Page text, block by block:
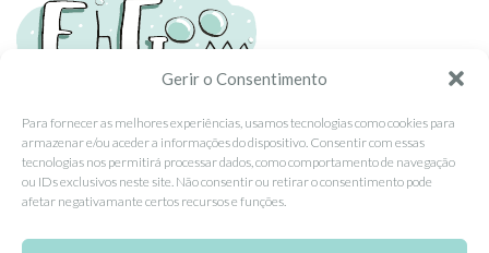
Gerir o Consentimento
Para fornecer as melhores experiências, usamos tecnologias como cookies para
armazenar e/ou aceder a informações do dispositivo. Consentir com essas
tecnologias nos permitirá processar dados, como comportamento de navegação
ou IDs exclusivos neste site. Não consentir ou retirar o consentimento pode
afetar negativamante certos recursos e funções.
Tel: (351) 234095278 Custo de Chamada para Rede Fixa Nacional
Email: info@ehgoom.com
Rua José Afonso, Nº 50, 3800-438 Aveiro, Portugal